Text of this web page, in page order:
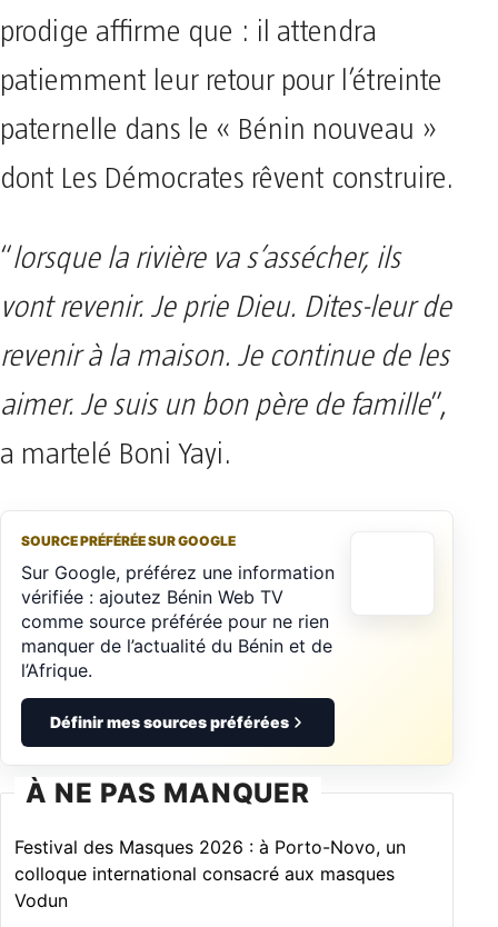
prodige affirme que : il attendra
patiemment leur retour pour l’étreinte
paternelle dans le « Bénin nouveau »
dont Les Démocrates rêvent construire.
“lorsque la rivière va s’assécher, ils
vont revenir. Je prie Dieu. Dites-leur de
revenir à la maison. Je continue de les
aimer. Je suis un bon père de famille”,
a martelé Boni Yayi.
SOURCE PRÉFÉRÉE SUR GOOGLE
Sur Google, préférez une information
vérifiée : ajoutez Bénin Web TV
comme source préférée pour ne rien
manquer de l’actualité du Bénin et de
l’Afrique.
Définir mes sources préférées
À NE PAS MANQUER
Festival des Masques 2026 : à Porto-Novo, un
colloque international consacré aux masques
Vodun